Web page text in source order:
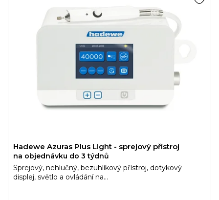
Hadewe Azuras Plus Light - sprejový přístroj
na objednávku do 3 týdnů
Sprejový, nehlučný, bezuhlíkový přístroj, dotykový
displej, světlo a ovládání na...